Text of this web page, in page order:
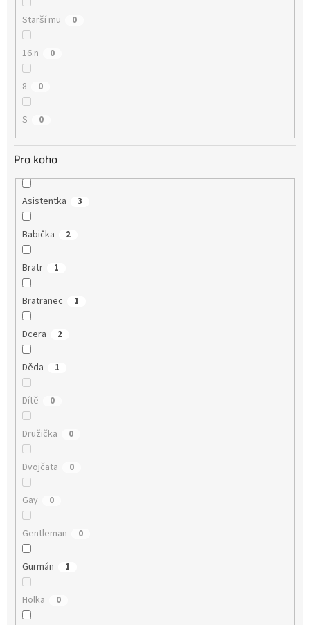
Starší mu 0
16.n 0
8 0
S 0
Pro koho
Asistentka 3
Babička 2
Bratr 1
Bratranec 1
Dcera 2
Děda 1
Dítě 0
Družička 0
Dvojčata 0
Gay 0
Gentleman 0
Gurmán 1
Holka 0